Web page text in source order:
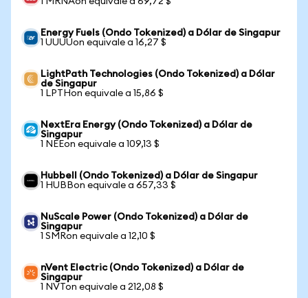
Energy Fuels (Ondo Tokenized) a Dólar de Singapur
1 UUUUon equivale a 16,27 $
LightPath Technologies (Ondo Tokenized) a Dólar
de Singapur
1 LPTHon equivale a 15,86 $
NextEra Energy (Ondo Tokenized) a Dólar de
Singapur
1 NEEon equivale a 109,13 $
Hubbell (Ondo Tokenized) a Dólar de Singapur
1 HUBBon equivale a 657,33 $
NuScale Power (Ondo Tokenized) a Dólar de
Singapur
1 SMRon equivale a 12,10 $
nVent Electric (Ondo Tokenized) a Dólar de
Singapur
1 NVTon equivale a 212,08 $